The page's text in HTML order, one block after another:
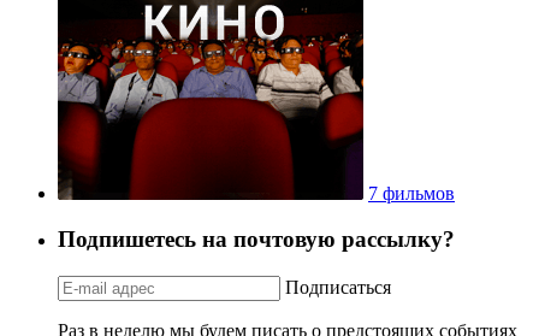
7 фильмов
Подпишетесь на почтовую рассылку?
Подписаться
Раз в неделю мы будем писать о предстоящих событиях